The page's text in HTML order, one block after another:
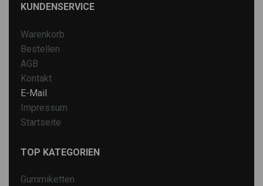
KUNDENSERVICE
Warenkorb
Bestellen
AGB
Kontakt
E-Mail
Impressum
Startseite
TOP KATEGORIEN
Gummiketten